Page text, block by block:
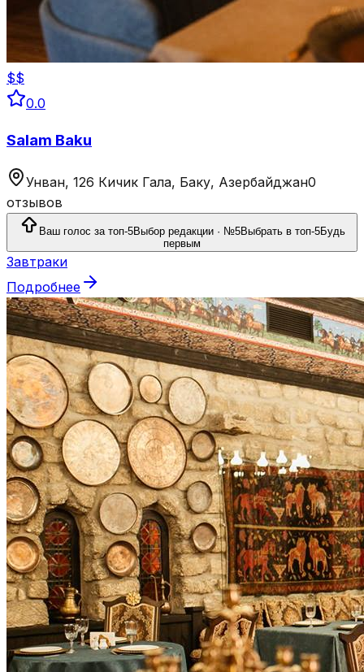
$$
0.0
Salam Baku
Унван, 126 Кичик Гала, Баку, Азербайджан0
отзывов
Ваш голос за топ-5Выбор редакции · №5Выбрать в топ-5Будь
первым
Завтраки
Подробнее